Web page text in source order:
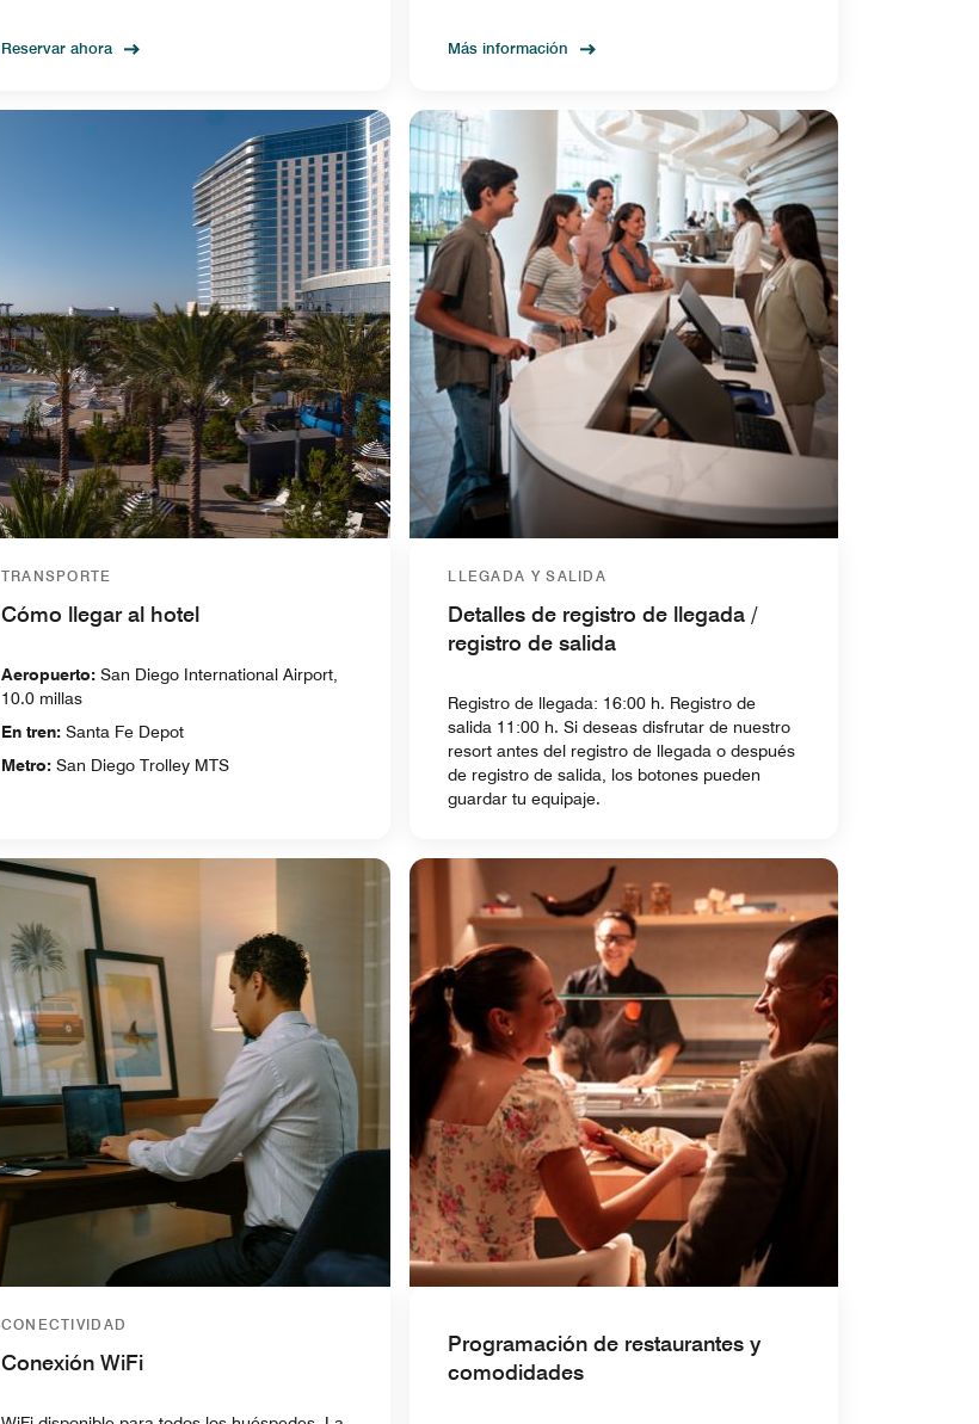
Reservar ahora Más información
TRANSPORTE
Cómo llegar al hotel
Aeropuerto: San Diego International Airport,
10.0 millas
En tren: Santa Fe Depot
Metro: San Diego Trolley MTS
LLEGADA Y SALIDA
Detalles de registro de llegada /
registro de salida
Registro de llegada: 16:00 h. Registro de
salida 11:00 h. Si deseas disfrutar de nuestro
resort antes del registro de llegada o después
de registro de salida, los botones pueden
guardar tu equipaje.
CONECTIVIDAD
Conexión WiFi
Programación de restaurantes y
comodidades